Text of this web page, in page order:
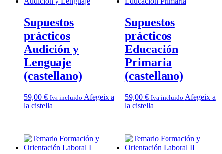
Supuestos
prácticos
Audición y
Lenguaje
(castellano)
59,00 € Iva incluido Afegeix a
la cistella
Supuestos
prácticos
Educación
Primaria
(castellano)
59,00 € Iva incluido Afegeix a
la cistella